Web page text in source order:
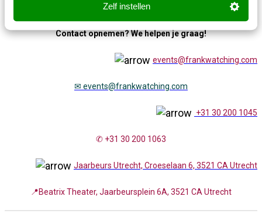
Zelf instellen
Contact opnemen? We helpen je graag!
Contact opnemen? We helpen je graag!
events@frankwatching.com
✉ events@frankwatching.com
+31 30 200 1045
✆ +31 30 200 1063
Jaarbeurs Utrecht, Croeselaan 6, 3521 CA Utrecht
📍Beatrix Theater, Jaarbeursplein 6A, 3521 CA Utrecht